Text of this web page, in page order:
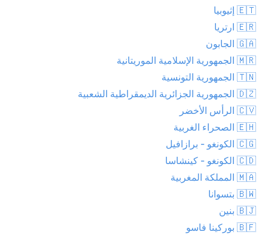
🇪🇹 إثيوبيا
🇪🇷 ارتريا
🇬🇦 الجابون
🇲🇷 الجمهورية الإسلامية الموريتانية
🇹🇳 الجمهورية التونسية
🇩🇿 الجمهورية الجزائرية الديمقراطية الشعبية
🇨🇻 الرأس الأخضر
🇪🇭 الصحراء الغربية
🇨🇬 الكونغو - برازافيل
🇨🇩 الكونغو - كينشاسا
🇲🇦 المملكة المغربية
🇧🇼 بتسوانا
🇧🇯 بنين
🇧🇫 بوركينا فاسو